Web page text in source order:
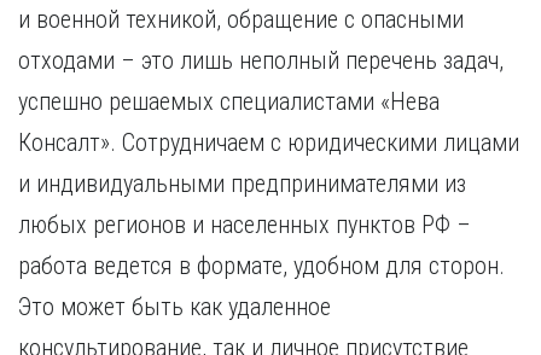
и военной техникой, обращение с опасными
отходами – это лишь неполный перечень задач,
успешно решаемых специалистами «Нева
Консалт». Сотрудничаем с юридическими лицами
и индивидуальными предпринимателями из
любых регионов и населенных пунктов РФ –
работа ведется в формате, удобном для сторон.
Это может быть как удаленное
консультирование, так и личное присутствие